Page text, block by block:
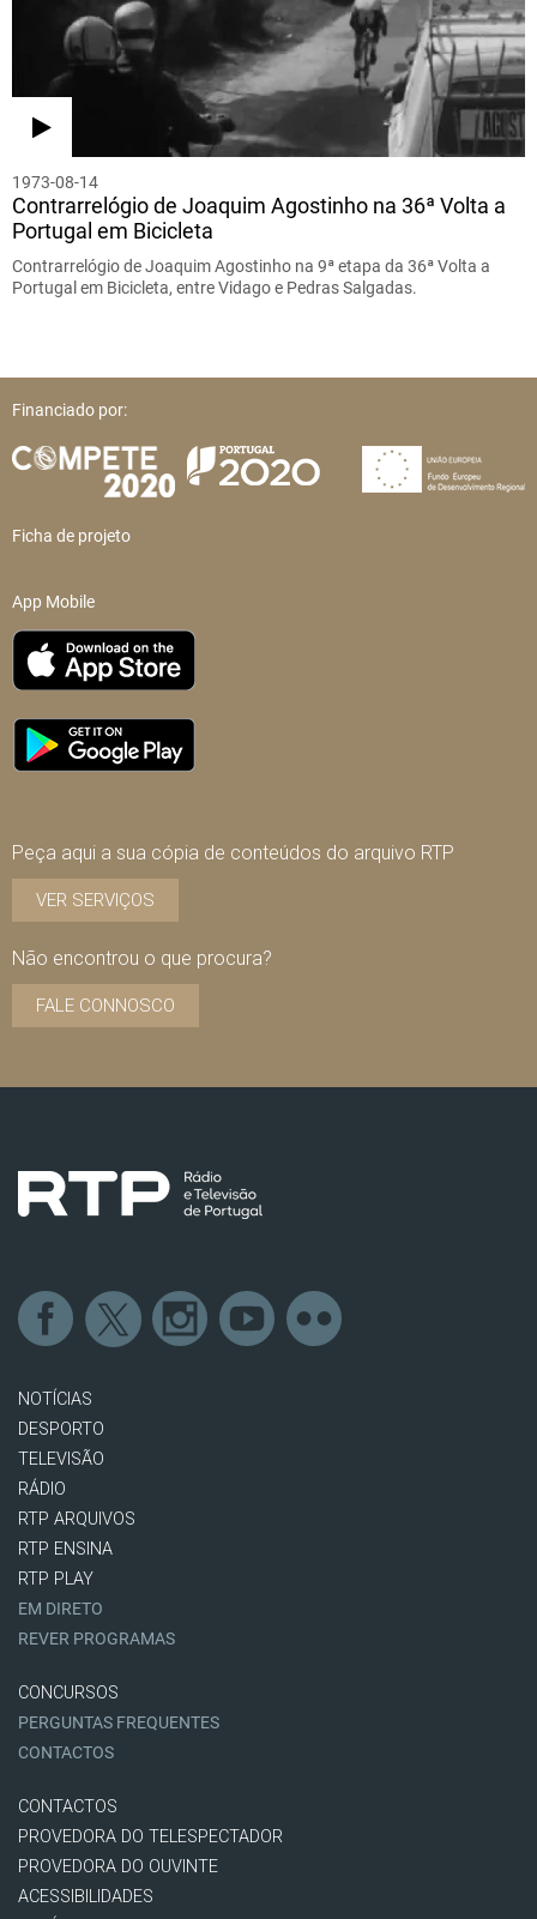
1973-08-14
Contrarrelógio de Joaquim Agostinho na 36ª Volta a
Portugal em Bicicleta
Contrarrelógio de Joaquim Agostinho na 9ª etapa da 36ª Volta a
Portugal em Bicicleta, entre Vidago e Pedras Salgadas.
Financiado por:
Ficha de projeto
App Mobile
Peça aqui a sua cópia de conteúdos do arquivo RTP
VER SERVIÇOS
Não encontrou o que procura?
FALE CONNOSCO
NOTÍCIAS
DESPORTO
TELEVISÃO
RÁDIO
RTP ARQUIVOS
RTP ENSINA
RTP PLAY
EM DIRETO
REVER PROGRAMAS
CONCURSOS
PERGUNTAS FREQUENTES
CONTACTOS
CONTACTOS
PROVEDORA DO TELESPECTADOR
PROVEDORA DO OUVINTE
ACESSIBILIDADES